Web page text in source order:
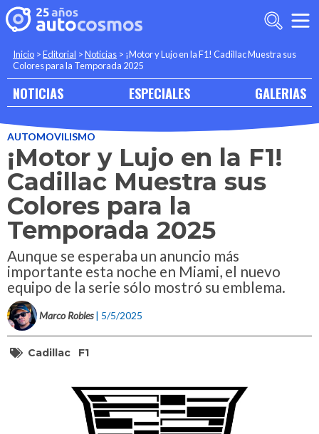
Inicio >Editorial >Noticias > ¡Motor y Lujo en la F1! Cadillac Muestra sus
Colores para la Temporada 2025
NOTICIAS ESPECIALES GALERIAS
AUTOMOVILISMO
¡Motor y Lujo en la F1!
Cadillac Muestra sus
Colores para la
Temporada 2025
Aunque se esperaba un anuncio más
importante esta noche en Miami, el nuevo
equipo de la serie sólo mostró su emblema.
Marco Robles | 5/5/2025
Cadillac F1